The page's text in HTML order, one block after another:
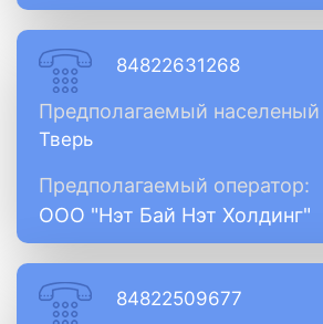
84822631268
Предполагаемый населеный
Тверь
Предполагаемый оператор:
ООО "Нэт Бай Нэт Холдинг"
84822509677